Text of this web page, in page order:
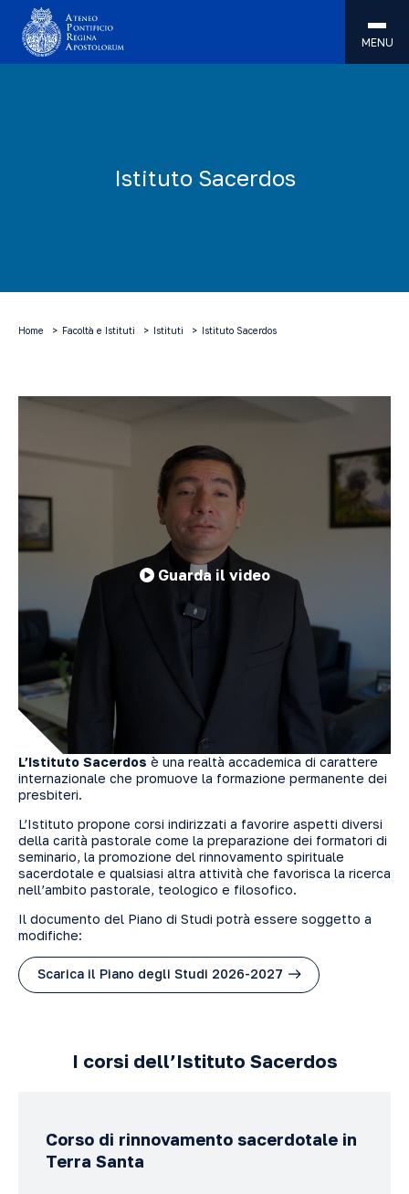
MENU
Istituto Sacerdos
Home Facoltà e Istituti Istituti Istituto Sacerdos
Guarda il video
L’Istituto Sacerdos è una realtà accademica di carattere
internazionale che promuove la formazione permanente dei
presbiteri.
L’Istituto propone corsi indirizzati a favorire aspetti diversi
della carità pastorale come la preparazione dei formatori di
seminario, la promozione del rinnovamento spirituale
sacerdotale e qualsiasi altra attività che favorisca la ricerca
nell’ambito pastorale, teologico e filosofico.
Il documento del Piano di Studi potrà essere soggetto a
modifiche:
Scarica il Piano degli Studi 2026-2027
I corsi dell’Istituto Sacerdos
Corso di rinnovamento sacerdotale in
Terra Santa